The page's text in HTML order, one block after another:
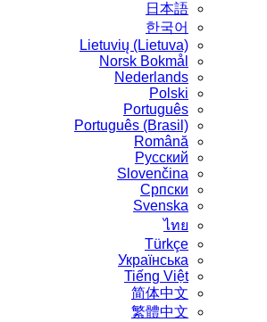
日本語
한국어
Lietuvių (Lietuva)
‪Norsk Bokmål‬
Nederlands
Polski
Português
Português (Brasil)
Română
Русский
Slovenčina
Српски
Svenska
ไทย
Türkçe
Українська
Tiếng Việt
简体中文
繁體中文